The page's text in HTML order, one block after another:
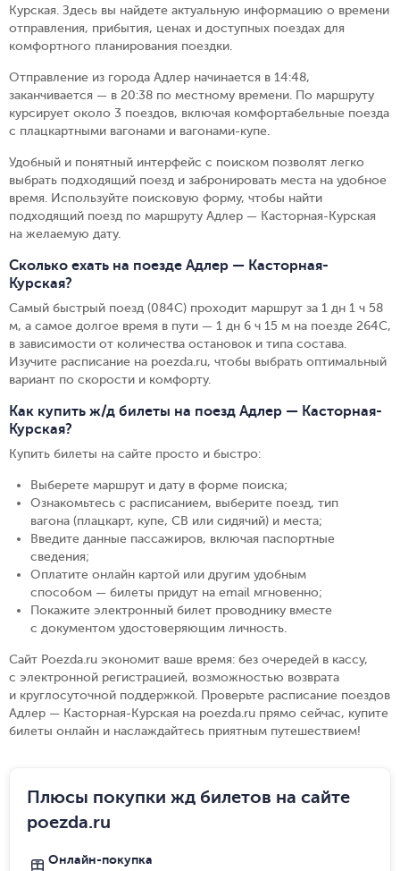
Курская. Здесь вы найдете актуальную информацию о времени
отправления, прибытия, ценах и доступных поездах для
комфортного планирования поездки.
Отправление из города Адлер начинается в 14:48,
заканчивается — в 20:38 по местному времени. По маршруту
курсирует около 3 поездов, включая комфортабельные поезда
с плацкартными вагонами и вагонами-купе.
Удобный и понятный интерфейс с поиском позволят легко
выбрать подходящий поезд и забронировать места на удобное
время. Используйте поисковую форму, чтобы найти
подходящий поезд по маршруту Адлер — Касторная-Курская
на желаемую дату.
Сколько ехать на поезде Адлер — Касторная-
Курская?
Самый быстрый поезд (084С) проходит маршрут за 1 дн 1 ч 58
м, а самое долгое время в пути — 1 дн 6 ч 15 м на поезде 264С,
в зависимости от количества остановок и типа состава.
Изучите расписание на poezda.ru, чтобы выбрать оптимальный
вариант по скорости и комфорту.
Как купить ж/д билеты на поезд Адлер — Касторная-
Курская?
Купить билеты на сайте просто и быстро:
Выберете маршрут и дату в форме поиска;
Ознакомьтесь с расписанием, выберите поезд, тип
вагона (плацкарт, купе, СВ или сидячий) и места;
Введите данные пассажиров, включая паспортные
сведения;
Оплатите онлайн картой или другим удобным
способом — билеты придут на email мгновенно;
Покажите электронный билет проводнику вместе
с документом удостоверяющим личность.
Сайт Poezda.ru экономит ваше время: без очередей в кассу,
с электронной регистрацией, возможностью возврата
и круглосуточной поддержкой. Проверьте расписание поездов
Адлер — Касторная-Курская на poezda.ru прямо сейчас, купите
билеты онлайн и наслаждайтесь приятным путешествием!
Плюсы покупки жд билетов на сайте
poezda.ru
Онлайн-покупка